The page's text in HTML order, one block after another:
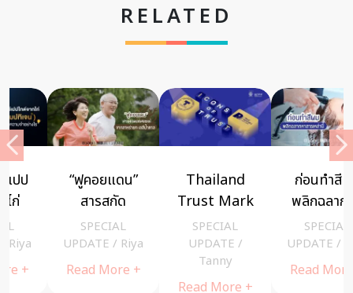
RELATED
ก่อนทำสีผม
พลิกฉลากหา
สารเหล่านี้
SPECIAL
UPDATE/Riya
Read More +
ส่องสัญญาณ
ร่างกายฟ้อง
ขาด กรดอะมิ
SPECIAL
UPDATE
/Riya
Read More +
“ฟูคอยแดน”
สารสกัดจาก
สาหร่าย ช่วย
กระตุ้น
ภูมิคุ้มกัน
SPECIAL
UPDATE/Riya
Read More +